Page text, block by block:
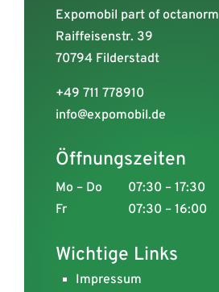
Expomobil part of octanorm
Raiffeisenstr. 39
70794 Filderstadt
+49 711 778910
info@expomobil.de
Öffnungszeiten
Mo – Do
07:30 – 17:30
Fr
07:30 – 16:00
Wichtige Links
Impressum